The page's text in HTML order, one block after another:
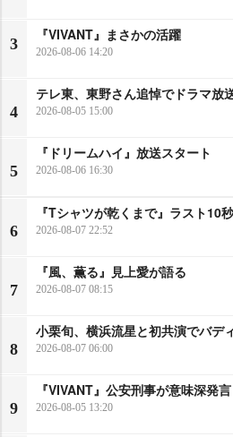
3
『VIVANT』まさかの活躍
2026-08-06 14:20
4
テレ東、東野さん追悼でドラマ放
2026-08-05 15:00
5
『ドリームハイ』放送スタート
2026-08-06 16:30
6
『Tシャツが乾くまで』ラスト10秒
2026-08-07 22:52
7
『風、薫る』見上愛が語る
2026-08-07 08:15
8
小栗旬、横浜流星と初共演でバデ
2026-08-07 06:00
9
『VIVANT』公安刑事が意味深発言
2026-08-05 13:20